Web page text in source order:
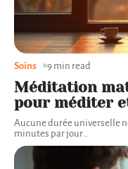
Méditation
pour méditer
Aucune durée universelle
minutes par jour
Soins 9 min read